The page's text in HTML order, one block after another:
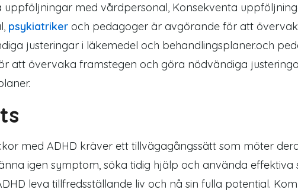
uppföljningar med vårdpersonal, Konsekventa
psykiatriker och pedagoger är avgörande för att
justeringar i läkemedel och behandlingsplaner.och
att övervaka framstegen och göra nödvändiga
med ADHD kräver ett tillvägagångssätt som möter
igen symptom, söka tidig hjälp och använda effektiva
leva tillfredsställande liv och nå sin fulla potential.